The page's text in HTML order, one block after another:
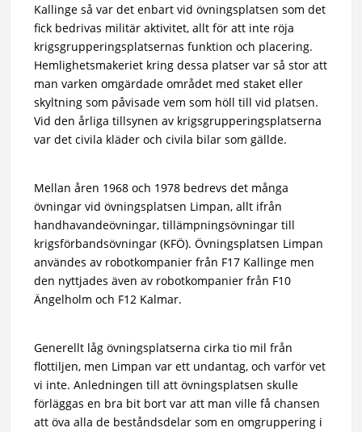
Kallinge så var det enbart vid övningsplatsen som det
fick bedrivas militär aktivitet, allt för att inte röja
krigsgrupperingsplatsernas funktion och placering.
Hemlighetsmakeriet kring dessa platser var så stor att
man varken omgärdade området med staket eller
skyltning som påvisade vem som höll till vid platsen.
Vid den årliga tillsynen av krigsgrupperingsplatserna
var det civila kläder och civila bilar som gällde.
Mellan åren 1968 och 1978 bedrevs det många
övningar vid övningsplatsen Limpan, allt ifrån
handhavandeövningar, tillämpningsövningar till
krigsförbandsövningar (KFÖ). Övningsplatsen Limpan
användes av robotkompanier från F17 Kallinge men
den nyttjades även av robotkompanier från F10
Ängelholm och F12 Kalmar.
Generellt låg övningsplatserna cirka tio mil från
flottiljen, men Limpan var ett undantag, och varför vet
vi inte. Anledningen till att övningsplatsen skulle
förläggas en bra bit bort var att man ville få chansen
att öva alla de beståndsdelar som en omgruppering i